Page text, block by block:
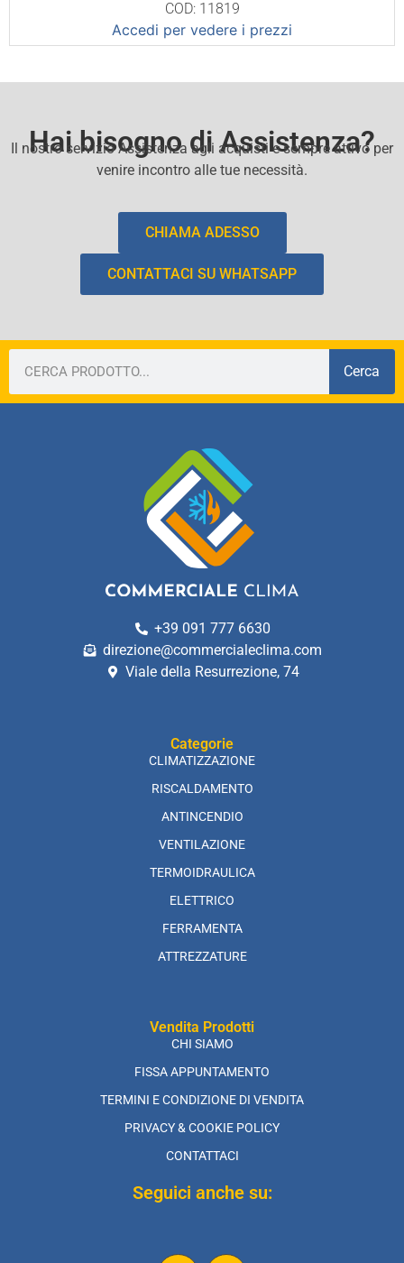
COD: 11819
Accedi per vedere i prezzi
Hai bisogno di Assistenza?
Il nostro servizio Assistenza agli acquisti e sempre attivo per
venire incontro alle tue necessità.
CHIAMA ADESSO
CONTATTACI SU WHATSAPP
Cerca
+39 091 777 6630
direzione@commercialeclima.com
Viale della Resurrezione, 74
Categorie
CLIMATIZZAZIONE
RISCALDAMENTO
ANTINCENDIO
VENTILAZIONE
TERMOIDRAULICA
ELETTRICO
FERRAMENTA
ATTREZZATURE
Vendita Prodotti
CHI SIAMO
FISSA APPUNTAMENTO
TERMINI E CONDIZIONE DI VENDITA
PRIVACY & COOKIE POLICY
CONTATTACI
Seguici anche su: